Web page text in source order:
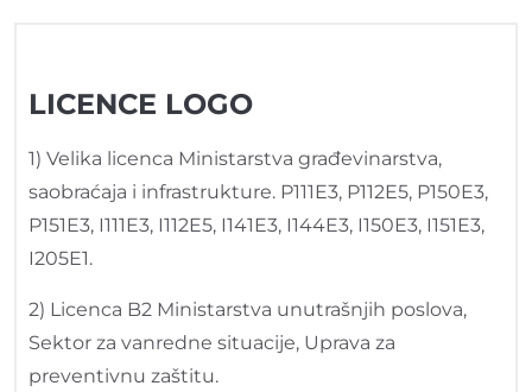
LICENCE LOGO
1) Velika licenca Ministarstva građevinarstva,
saobraćaja i infrastrukture. P111E3, P112E5, P150E3,
P151E3, I111E3, I112E5, I141E3, I144E3, I150E3, I151E3,
I205E1.
2) Licenca B2 Ministarstva unutrašnjih poslova,
Sektor za vanredne situacije, Uprava za
preventivnu zaštitu.